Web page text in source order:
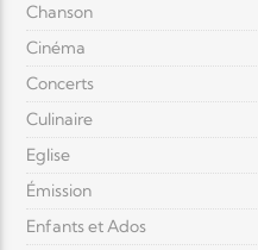
Chanson
Cinéma
Concerts
Culinaire
Eglise
Émission
Enfants et Ados